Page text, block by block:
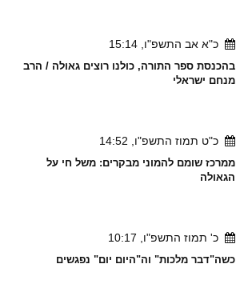
כ"א אב התשפ"ו, 15:14
בהכנסת ספר התורה, כולנו רוצים גאולה / הרב
מנחם ישראלי
כ"ט תמוז התשפ"ו, 14:52
ממרכז שומם להמוני מבקרים: משל חי על
הגאולה
כ' תמוז התשפ"ו, 10:17
כשה"דבר מלכות" וה"היום יום" נפגשים